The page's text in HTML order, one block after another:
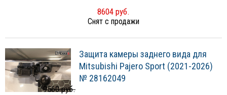
8604 руб.
Снят с продажи
Защита камеры заднего вида для
Mitsubishi Pajero Sport (2021-2026)
№ 28162049
9560 руб.